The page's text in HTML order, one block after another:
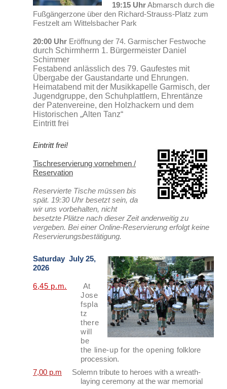
19:15 UhrAbmarsch durch die
Fußgängerzone über den Richard-Strauss-Platz zum
Festzelt am Wittelsbacher Park
20:00 Uhr Eröffnung der 74. Garmischer Festwoche
durch Schirmherrn 1. Bürgermeister Daniel
Schimmer
Festabend anlässlich des 79. Gaufestes mit
Übergabe der Gaustandarte und Ehrungen.
Heimatabend mit der Musikkapelle Garmisch, der
Jugendgruppe, den Schuhplattlern, Ehrentänze
der Patenvereine, den Holzhackern und dem
Historischen „Alten Tanz“
Eintritt frei
Eintritt frei!
Tischreservierung vornehmen /
Reservation
Reservierte Tische müssen bis
spät. 19:30 Uhr besetzt sein, da
wir uns vorbehalten, nicht
besetzte Plätze nach dieser Zeit anderweitig zu
vergeben. Bei einer Online-Reservierung erfolgt keine
Reservierungsbestätigung.
Saturday July 25,
2026
6,45 p.m.
At
Jose
fspla
tz
there
will
be
the line-up for the opening folklore
procession.
7,00 p.m
Solemn tribute to heroes with a wreath-
laying ceremony at the war memorial